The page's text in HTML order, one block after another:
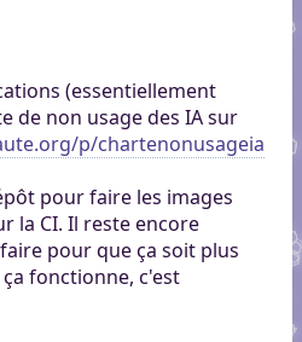
(essentiellement
de non usage des IA sur
p/chartenonusageia
pour faire les images
la CI. Il reste encore
pour que ça soit plus
fonctionne, c'est